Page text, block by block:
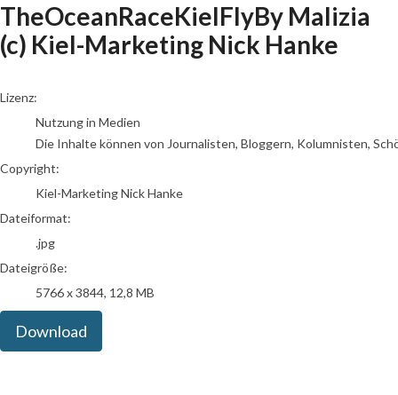
TheOceanRaceKielFlyBy Malizia
(c) Kiel-Marketing Nick Hanke
go to media item
Lizenz:
Nutzung in Medien
Die Inhalte können von Journalisten, Bloggern, Kolumnisten,
Copyright:
Kiel-Marketing Nick Hanke
Dateiformat:
.jpg
Dateigröße:
5766 x 3844, 12,8 MB
Download